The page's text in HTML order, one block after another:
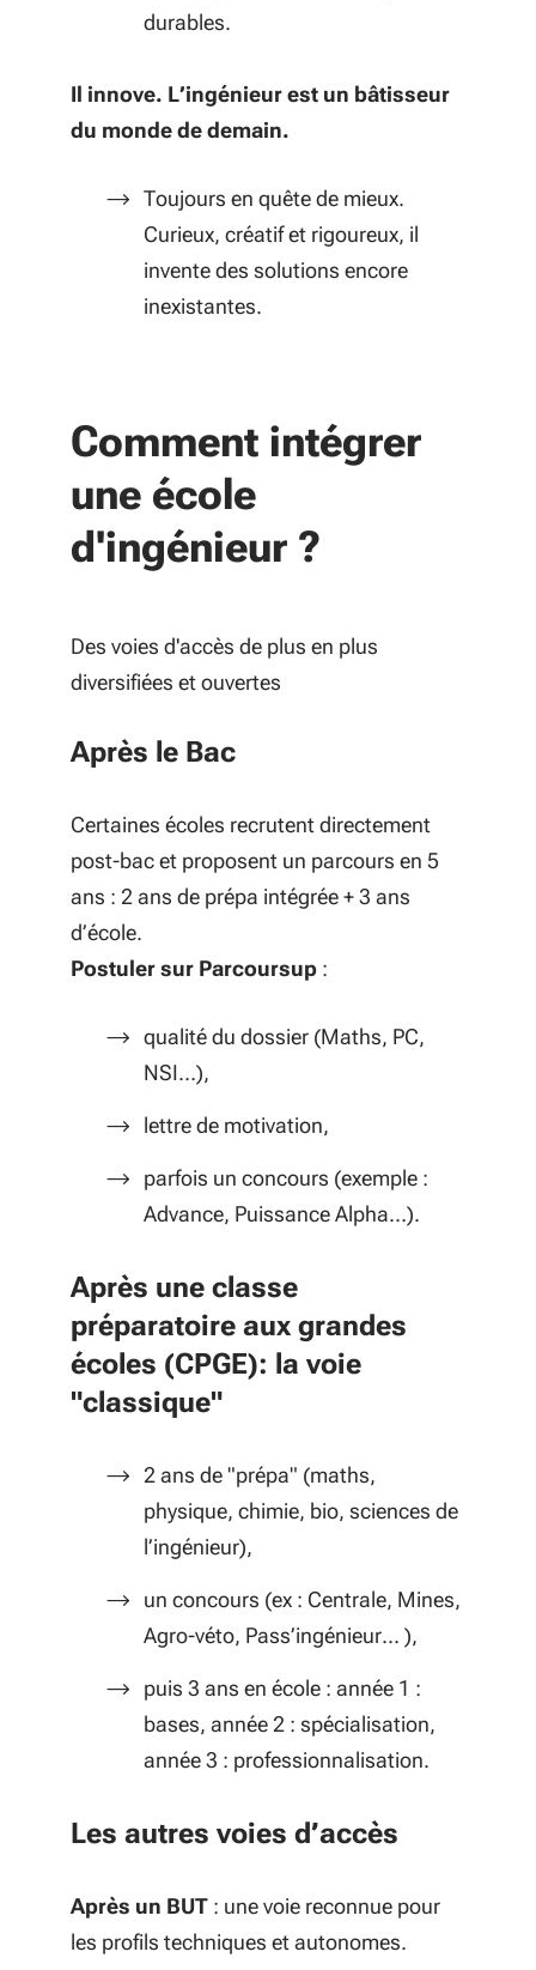
durables.
Il innove. L’ingénieur est un bâtisseur
du monde de demain.
Toujours en quête de mieux.
Curieux, créatif et rigoureux, il
invente des solutions encore
inexistantes.
Comment intégrer
une école
d'ingénieur ?
Des voies d'accès de plus en plus
diversifiées et ouvertes
Après le Bac
Certaines écoles recrutent directement
post-bac et proposent un parcours en 5
ans : 2 ans de prépa intégrée + 3 ans
d’école.
Postuler sur Parcoursup :
qualité du dossier (Maths, PC,
NSI…),
lettre de motivation,
parfois un concours (exemple :
Advance, Puissance Alpha…).
Après une classe
préparatoire aux grandes
écoles (CPGE): la voie
"classique"
2 ans de "prépa" (maths,
physique, chimie, bio, sciences de
l’ingénieur),
un concours (ex : Centrale, Mines,
Agro-véto, Pass’ingénieur… ),
puis 3 ans en école : année 1 :
bases, année 2 : spécialisation,
année 3 : professionnalisation.
Les autres voies d’accès
Après un BUT : une voie reconnue pour
les profils techniques et autonomes.